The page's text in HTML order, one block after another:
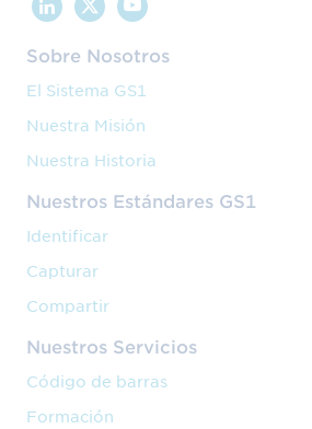
Sobre Nosotros
El Sistema GS1
Nuestra Misión
Nuestra Historia
Nuestros Estándares GS1
Identificar
Capturar
Compartir
Nuestros Servicios
Código de barras
Formación